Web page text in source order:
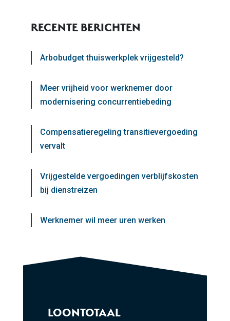
RECENTE BERICHTEN
Arbobudget thuiswerkplek vrijgesteld?
Meer vrijheid voor werknemer door
modernisering concurrentiebeding
Compensatieregeling transitievergoeding
vervalt
Vrijgestelde vergoedingen verblijfskosten
bij dienstreizen
Werknemer wil meer uren werken
LOONTOTAAL